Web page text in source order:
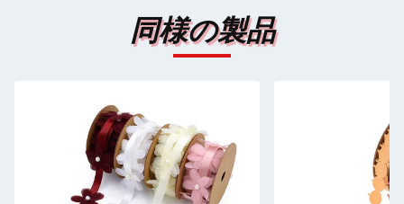
同様の製品